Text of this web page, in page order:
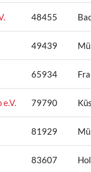
48455
49439
65934
79790
81929
83607